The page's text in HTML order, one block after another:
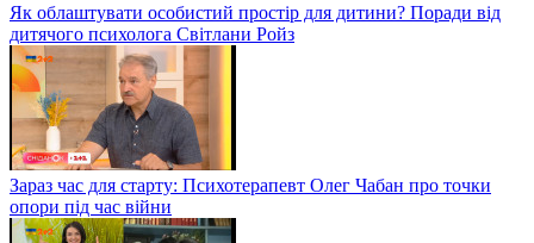
Як облаштувати особистий простір для дитини? Поради від
дитячого психолога Світлани Ройз
Зараз час для старту: Психотерапевт Олег Чабан про точки
опори під час війни